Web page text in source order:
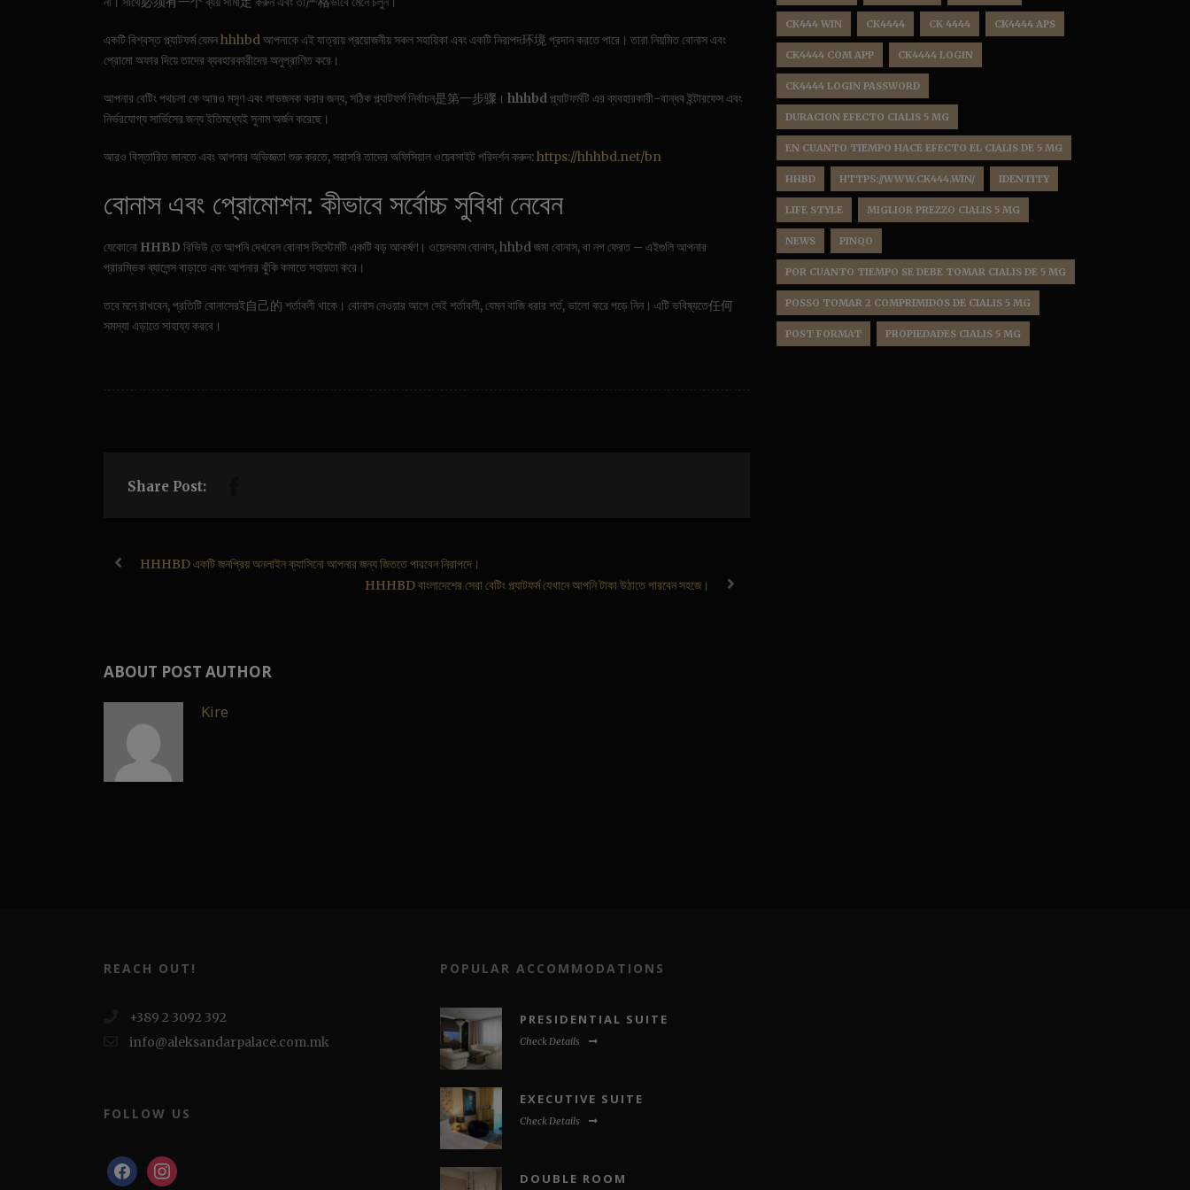
একটি বিশ্বস্ত প্ল্যাটফর্ম যেমনhhhbdআপনাকে এই যাত্রায় প্রয়োজনীয় সকল সহায়িকা এবং একটি নিরাপদ环境 প্রদান করতে পারে। তারা নিয়মিত বোনাস এবং
প্রোমো অফার দিয়ে তাদের ব্যবহারকারীদের অনুপ্রাণিত করে।
আপনার বেটিং পথচলা কে আরও মসৃণ এবং লাভজনক করার জন্য, সঠিক প্ল্যাটফর্ম নির্বাচন是第一步骤। hhhbdপ্ল্যাটফর্মটি এর ব্যবহারকারী-বান্ধব ইন্টারফেস এবং
নির্ভরযোগ্য সার্ভিসের জন্য ইতিমধ্যেই সুনাম অর্জন করেছে।
আরও বিস্তারিত জানতে এবং আপনার অভিজ্ঞতা শুরু করতে, সরাসরি তাদের অফিসিয়াল ওয়েবসাইট পরিদর্শন করুন:https://hhhbd.net/bn
বোনাস এবং প্রোমোশন: কীভাবে সর্বোচ্চ সুবিধা নেবেন
যেকোনো HHBD রিভিউ তে আপনি দেখবেন বোনাস সিস্টেমটি একটি বড় আকর্ষণ। ওয়েলকাম বোনাস, hhbd জমা বোনাস, বা নগ ফেরত – এইগুলি আপনার
প্রারম্ভিক ব্যালেন্স বাড়াতে এবং আপনার ঝুঁকি কমাতে সহায়তা করে।
তবে মনে রাখবেন, প্রতিটি বোনাসেরই自己的 শর্তাবলী থাকে। বোনাস নেওয়ার আগে সেই শর্তাবলী, যেমন বাজি ধরার শর্ত, ভালো করে পড়ে নিন। এটি ভবিষ্যতে任何
সমস্যা এড়াতে সাহায্য করবে।
Share Post:
HHHBD একটি জনপ্রিয় অনলাইন ক্যাসিনো আপনার জন্য জিততে পারবেন নিরাপদে।
HHHBD বাংলাদেশের সেরা বেটিং প্ল্যাটফর্ম যেখানে আপনি টাকা উঠাতে পারবেন সহজে।
ABOUT POST AUTHOR
Kire
CK444 WIN CK4444 CK 4444 CK4444 APS
CK4444 COM APP CK4444 LOGIN
CK4444 LOGIN PASSWORD
DURACION EFECTO CIALIS 5 MG
EN CUANTO TIEMPO HACE EFECTO EL CIALIS DE 5 MG
HHBD HTTPS://WWW.CK444.WIN/ IDENTITY
LIFE STYLE MIGLIOR PREZZO CIALIS 5 MG
NEWS PINQO
POR CUANTO TIEMPO SE DEBE TOMAR CIALIS DE 5 MG
POSSO TOMAR 2 COMPRIMIDOS DE CIALIS 5 MG
POST FORMAT PROPIEDADES CIALIS 5 MG
REACH OUT!
+389 2 3092 392
info@aleksandarpalace.com.mk
FOLLOW US
facebookinstagram
POPULAR ACCOMMODATIONS
PRESIDENTIAL SUITE
Check Details
EXECUTIVE SUITE
Check Details
DOUBLE ROOM